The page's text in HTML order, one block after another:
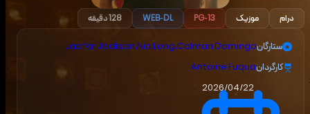
درام موزیک PG-13
WEB-DL 128 دقیقه
ستارگان Jaafar Jackson،Nia Long،Colman Domingo
کارگردانAntoine Fuqua
2026/04/22